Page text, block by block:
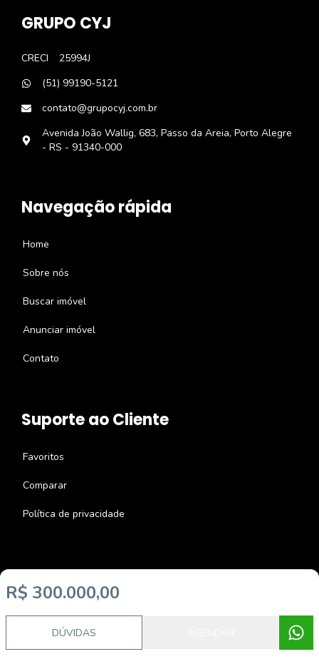
R$ 300.000,00
DÚVIDAS
GRUPO CYJ
CRECI
25994J
(51) 99190-5121
contato@grupocyj.com.br
Avenida João Wallig, 683, Passo da Areia, Porto Alegre
- RS - 91340-000
Navegação rápida
Home
Sobre nós
Buscar imóvel
Anunciar imóvel
Contato
Suporte ao Cliente
Favoritos
Comparar
Política de privacidade
Imobiliária Certificada:
Selo de Tecnologia Loft